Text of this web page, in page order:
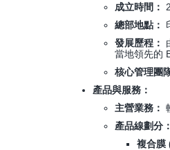
成立時間：
總部地點：
發展歷程：
當地領先的
核心管理團
產品與服務：
主營業務：
產品線劃分：
複合膜